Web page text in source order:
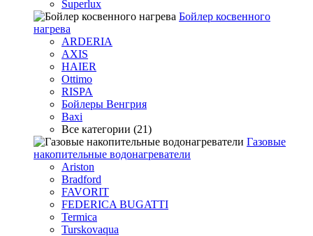
Superlux
Бойлер косвенного
нагрева
ARDERIA
AXIS
HAIER
Ottimo
RISPA
Бойлеры Венгрия
Baxi
Все категории (21)
Газовые
накопительные водонагреватели
Ariston
Bradford
FAVORIT
FEDERICA BUGATTI
Termica
Turskovaqua